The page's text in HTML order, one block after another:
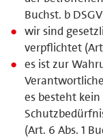
Buchst. b
wir sind
verpflichtet
es ist zur
es besteht
(Art. 6 Abs. 1